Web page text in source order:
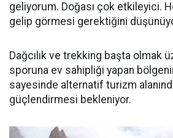
geliyorum. Doğası çok etkileyici.
gelip görmesi gerektiğini
Dağcılık ve trekking başta olmak
sporuna ev sahipliği yapan
sayesinde alternatif turizm
güçlendirmesi bekleniyor.